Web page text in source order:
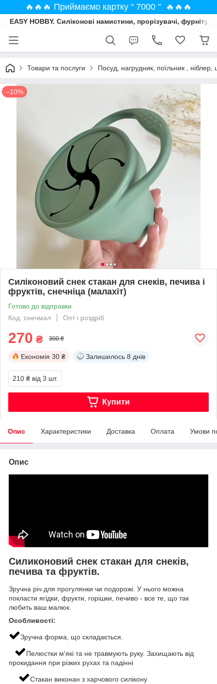
🔥🔥🔥 Приймаємо картку " 7000 " 🔥🔥🔥
EASY HOBBY. Силіконові намистини, прорізувачі,
Товари та послуги Посуд, нагрудник, поїльник , ніблер,
–10%
Силіконовий снек стакан для снеків, печива і
фруктів, снечніца (малахіт)
Готово до відправки
Код: снечмал
Опт і роздріб
270 ₴ 300 ₴
Економія 30 ₴ Залишилось 8 днів
210 ₴ від 3 шт.
Купити
Опис Характеристики Доставка Оплата Умови
Опис
Силиконовий снек стакан для снеків,
печива та фруктів.
Зручна річ для прогулянки чи подорожі. У нього можна
покласти ягідки, фрукти, горішки, печиво - все те, що так
любить ваш малюк.
Особливості:
Зручна форма, що складається.
Пелюстки м'які та не травмують руку. Захищають від
прокидання при різких рухах та падінні
Стакан виконан з харчового силікону